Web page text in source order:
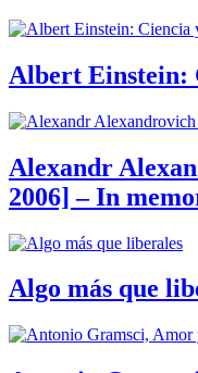
Albert Einstein:
Alexandr
2006] – In
Algo más que